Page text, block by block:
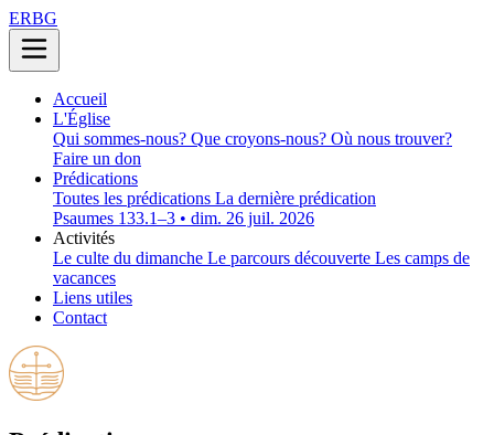
ERBG
Accueil
L'Église
Qui sommes-nous? Que croyons-nous? Où nous trouver?
Faire un don
Prédications
Toutes les prédications La dernière prédication
Psaumes 133.1–3 • dim. 26 juil. 2026
Activités
Le culte du dimanche Le parcours découverte Les camps de
vacances
Liens utiles
Contact